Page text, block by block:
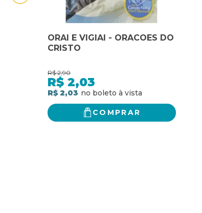
ORAI E VIGIAI - ORACOES DO
CRISTO
R$ 2,90
R$ 2,03
R$ 2,03
COMPRAR